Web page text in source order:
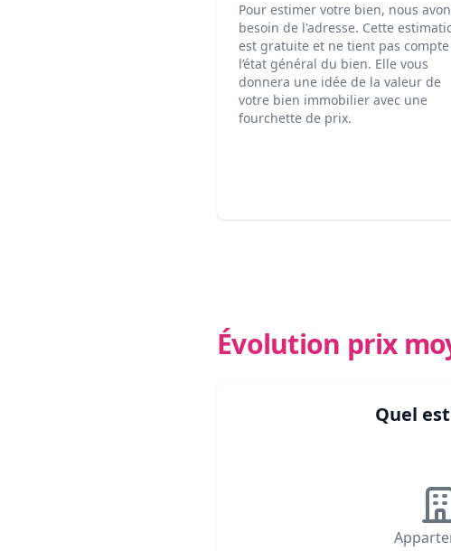
Pour estimer votre bien, nous
besoin de l'adresse. Cette
est gratuite et ne tient pas
l’état général du bien. Elle vous
donnera une idée de la valeur de
votre bien immobilier avec une
fourchette de prix.
Évolution prix
Quel